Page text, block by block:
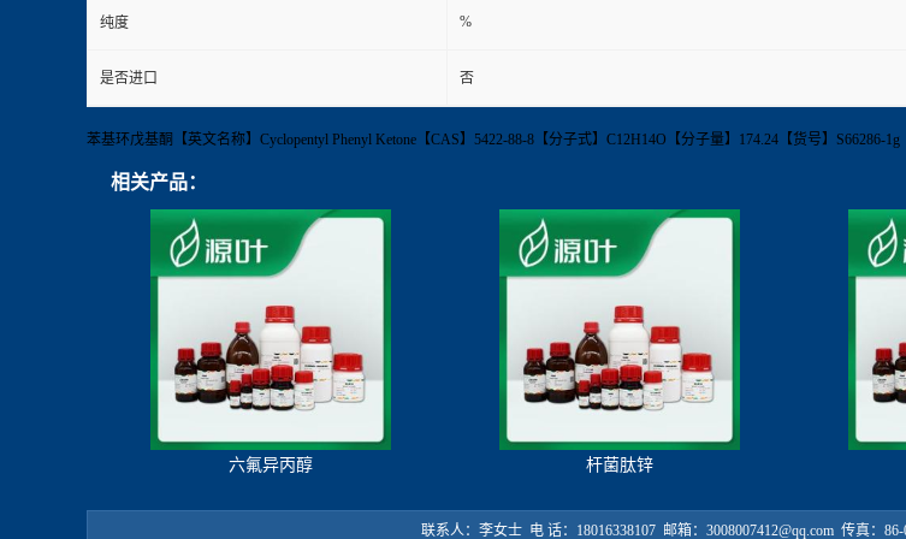
纯度 %
是否进口 否
苯基环戊基酮【英文名称】Cyclopentyl Phenyl Ketone【CAS】5422-88-8【分子式】C12H14O【分子量】174.24【货号】S66286-
相关产品：
六氟异丙醇 杆菌肽锌
联系人：李女士 电 话：18016338107 邮箱：3008007412@qq.com 传真：